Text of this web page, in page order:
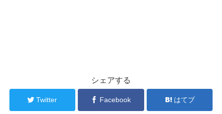
シェアする
Twitter Facebook はてブ